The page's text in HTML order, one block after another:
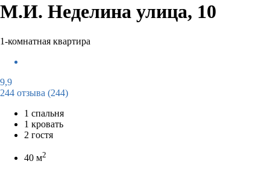
М.И. Неделина улица, 10
1-комнатная квартира
9,9
244 отзыва (244)
1 спальня
1 кровать
2 гостя
40 м2